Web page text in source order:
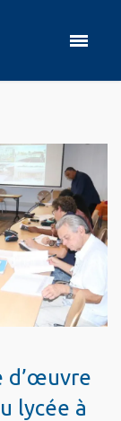
d’œuvre
lycée à